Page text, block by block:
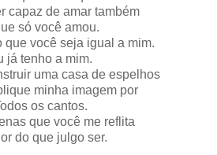
capaz de amar também
só você amou.
que você seja igual a mim.
já tenho a mim.
uma casa de espelhos
minha imagem por
os cantos.
que você me reflita
do que julgo ser.